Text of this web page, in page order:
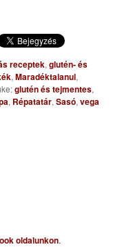
receptek,glutén- és
,Maradéktalanul,
glutén és tejmentes,
, Répatatár,Sasó,vega
oldalunkon.